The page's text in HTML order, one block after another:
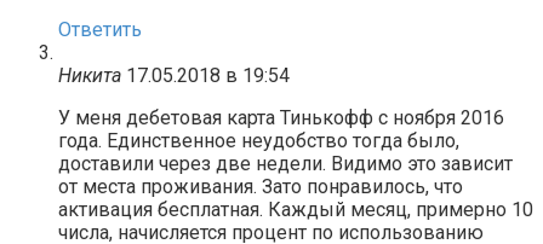
Ответить
Никита 17.05.2018 в 19:54
У меня дебетовая карта Тинькофф с ноября 2016
года. Единственное неудобство тогда было,
доставили через две недели. Видимо это зависит
от места проживания. Зато понравилось, что
активация бесплатная. Каждый месяц, примерно 10
числа, начисляется процент по использованию